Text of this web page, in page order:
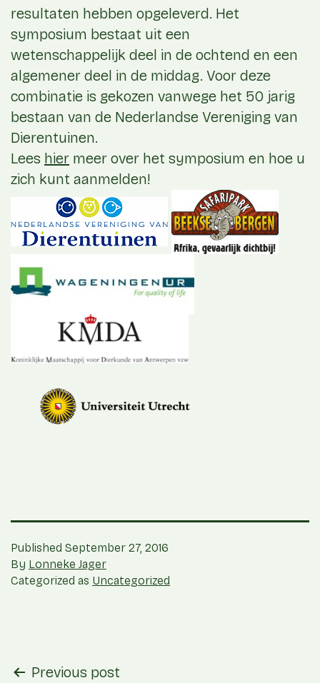
resultaten hebben opgeleverd. Het
symposium bestaat uit een
wetenschappelijk deel in de ochtend en een
algemener deel in de middag. Voor deze
combinatie is gekozen vanwege het 50 jarig
bestaan van de Nederlandse Vereniging van
Dierentuinen.
Lees hier meer over het symposium en hoe u
zich kunt aanmelden!
Published September 27, 2016
By Lonneke Jager
Categorized as Uncategorized
post
Previous post